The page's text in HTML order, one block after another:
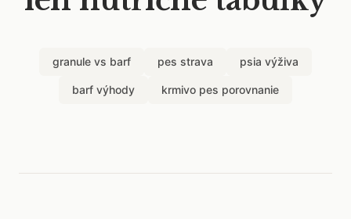
granule vs barf pes strava psia výživa
barf výhody krmivo pes porovnanie